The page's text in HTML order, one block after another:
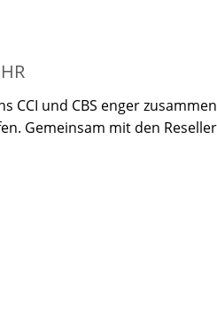
CCI und CBS enger
Gemeinsam mit den